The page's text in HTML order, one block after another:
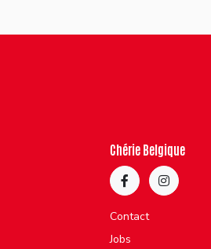
Chérie Belgique
Contact
Jobs